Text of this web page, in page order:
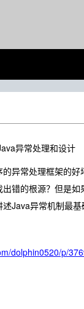
异常处理和设计
常处理框架的好
错的根源？但是
Java异常机制最
dolphin0520/p/